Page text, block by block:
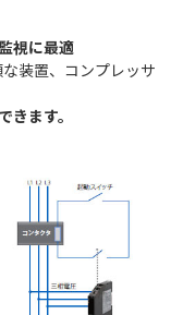
視に最適
置、コンプレッサ
きます。